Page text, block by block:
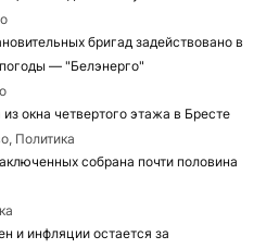
бригад задействовано в
— "Белэнерго"
окна четвертого этажа в Бресте
Политика
собрана почти половина
и инфляции остается за